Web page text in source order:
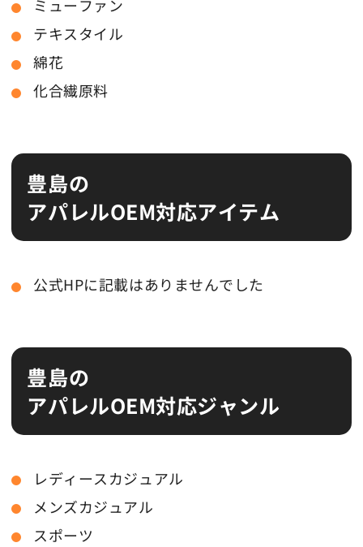
ミューファン
テキスタイル
綿花
化合繊原料
豊島の
アパレルOEM対応アイテム
公式HPに記載はありませんでした
豊島の
アパレルOEM対応ジャンル
レディースカジュアル
メンズカジュアル
スポーツ